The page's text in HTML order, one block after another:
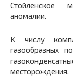
Стойленское
аномалии.
К числу
газообразных
месторождения.